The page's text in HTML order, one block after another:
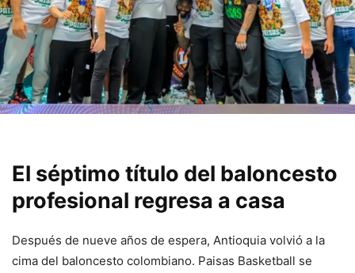
El séptimo título del baloncesto
profesional regresa a casa
Después de nueve años de espera, Antioquia volvió a la
cima del baloncesto colombiano. Paisas Basketball se